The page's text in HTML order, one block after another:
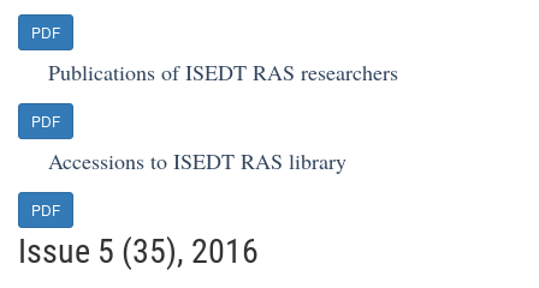
PDF
Publications of ISEDT RAS researchers
PDF
Accessions to ISEDT RAS library
PDF
Issue 5 (35), 2016